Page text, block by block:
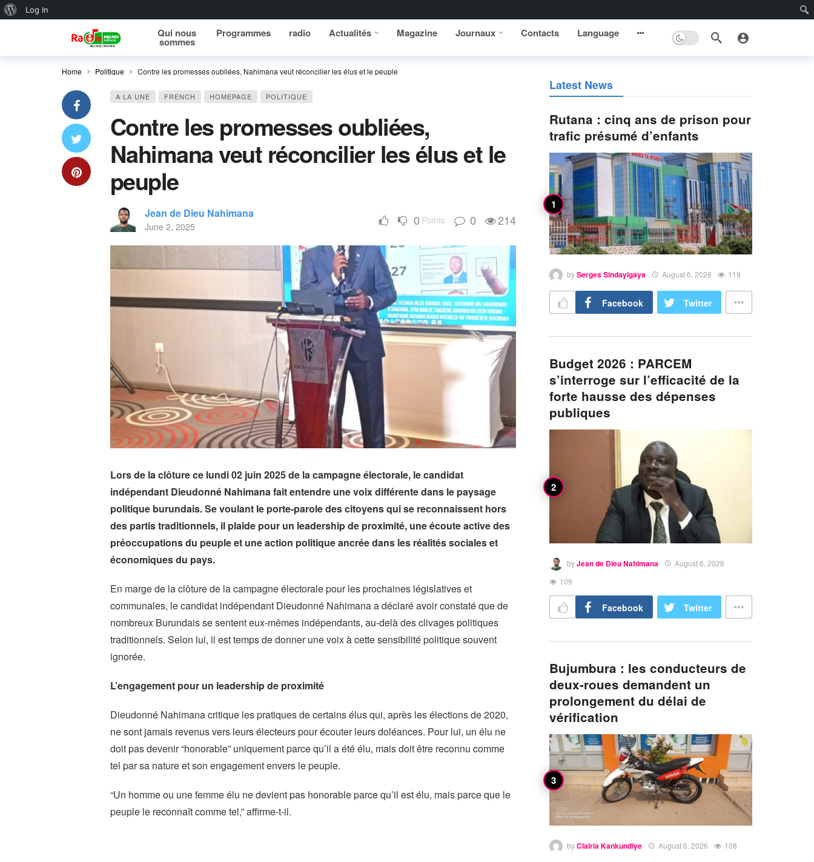
About WordPress
Log In
Qui nous
sommes
Programmes radio Actualités Magazine Journaux Contacts Language
Home Politique Contre les promesses oubliées, Nahimana veut réconcilier les élus et le peuple
A LA UNE FRENCH HOMEPAGE POLITIQUE
Contre les promesses oubliées,
Nahimana veut réconcilier les élus et le
peuple
Jean de Dieu Nahimana
June 2, 2025 0 Points 0 214
Lors de la clôture ce lundi 02 juin 2025 de la campagne électorale, le candidat
indépendant Dieudonné Nahimana fait entendre une voix différente dans le paysage
politique burundais. Se voulant le porte-parole des citoyens qui se reconnaissent hors
des partis traditionnels, il plaide pour un leadership de proximité, une écoute active des
préoccupations du peuple et une action politique ancrée dans les réalités sociales et
économiques du pays.
En marge de la clôture de la campagne électorale pour les prochaines législatives et
communales, le candidat indépendant Dieudonné Nahimana a déclaré avoir constaté que de
nombreux Burundais se sentent eux-mêmes indépendants, au-delà des clivages politiques
traditionnels. Selon lui, il est temps de donner une voix à cette sensibilité politique souvent
ignorée.
L’engagement pour un leadership de proximité
Dieudonné Nahimana critique les pratiques de certains élus qui, après les élections de 2020,
ne sont jamais revenus vers leurs électeurs pour écouter leurs doléances. Pour lui, un élu ne
doit pas devenir “honorable” uniquement parce qu’il a été élu, mais doit être reconnu comme
tel par sa nature et son engagement envers le peuple.
“Un homme ou une femme élu ne devient pas honorable parce qu’il est élu, mais parce que le
peuple le reconnaît comme tel,” affirme-t-il.
Latest News
Rutana : cinq ans de prison pour
trafic présumé d’enfants
bySerges Sindayigaya August 6, 2026 119
Facebook Twitter
Budget 2026 : PARCEM
s’interroge sur l’efficacité de la
forte hausse des dépenses
publiques
byJean de Dieu Nahimana
August 6, 2026
109
Facebook Twitter
Bujumbura : les conducteurs de
deux-roues demandent un
prolongement du délai de
vérification
byClairia Kankundiye August 6, 2026 108